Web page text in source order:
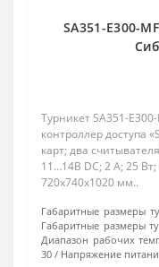
SA351-E300-
Турникет SA351-
контроллер доступа
карт; два
11…14В DC; 2 А; 25
720х740х1020 мм..
Габаритные размеры
Габаритные размеры
Диапазон рабочих
30
Напряжение